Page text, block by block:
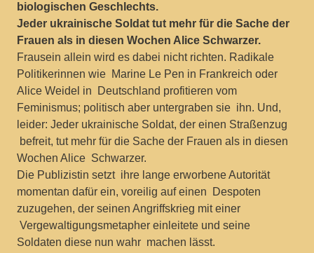
biologischen Geschlechts.
Jeder ukrainische Soldat tut mehr für die Sache der
Frauen als in diesen Wochen Alice Schwarzer.
Frausein allein wird es dabei nicht richten. Radikale
Politikerinnen wie Marine Le Pen in Frankreich oder
Alice Weidel in Deutschland profitieren vom
Feminismus; politisch aber untergraben sie ihn. Und,
leider: Jeder ukrainische Soldat, der einen Straßenzug
befreit, tut mehr für die Sache der Frauen als in diesen
Wochen Alice Schwarzer.
Die Publizistin setzt ihre lange erworbene Autorität
momentan dafür ein, voreilig auf einen Despoten
zuzugehen, der seinen Angriffskrieg mit einer
Vergewaltigungsmetapher einleitete und seine
Soldaten diese nun wahr machen lässt.